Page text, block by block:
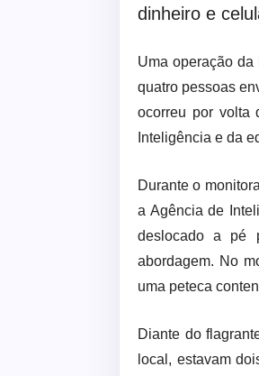
dinheiro e
Uma operação
quatro pessoas
ocorreu por volta
Inteligência e da
Durante o
a Agência de
deslocado a pé
abordagem. No
uma peteca
Diante do
local, estavam